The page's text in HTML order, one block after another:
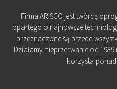
Firma ARISCO jest twórcą
opartego o najnowsze
przeznaczone są przede
Działamy nieprzerwanie od
korzysta ponad